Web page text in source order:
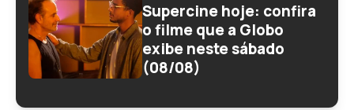
Supercine hoje: confira
o filme que a Globo
exibe neste sábado
(08/08)